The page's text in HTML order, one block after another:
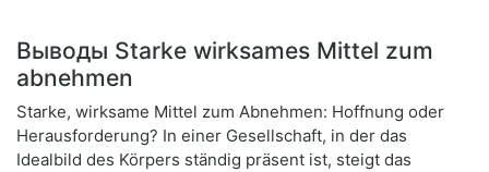
Выводы Starke wirksames Mittel zum
abnehmen
Starke, wirksame Mittel zum Abnehmen: Hoffnung oder
Herausforderung? In einer Gesellschaft, in der das
Idealbild des Körpers ständig präsent ist, steigt das